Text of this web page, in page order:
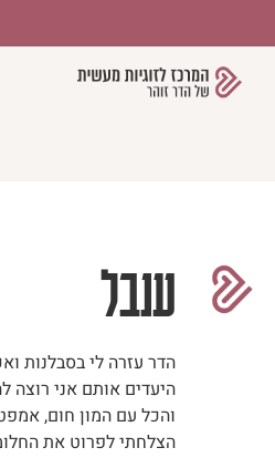
ענבל
הדר עזרה לי בסבלנות
היעדים אותם אני רוצה
והכל עם המון חום,
הצלחתי לפרוט את